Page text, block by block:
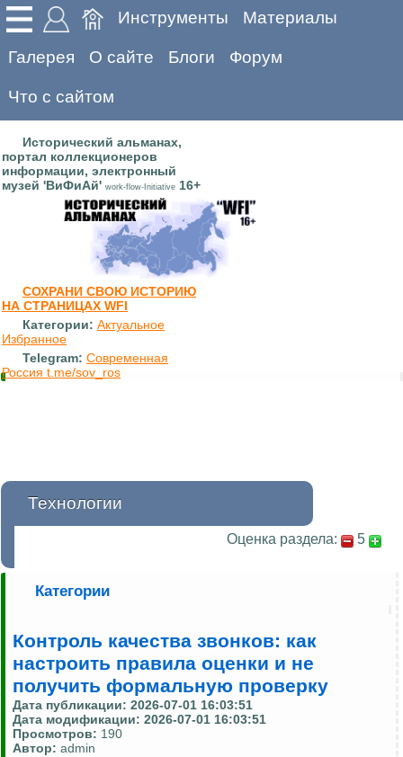
Инструменты Материалы
Галерея О сайте Блоги Форум
Что с сайтом
Исторический альманах,
портал коллекционеров
информации, электронный
музей 'ВиФиАй' work-flow-Initiative 16+
СОХРАНИ СВОЮ ИСТОРИЮ
НА СТРАНИЦАХ WFI
Категории: Актуальное
Избранное
Telegram: Современная
Россия t.me/sov_ros
Технологии
Оценка раздела: 5
Категории
Контроль качества звонков: как
настроить правила оценки и не
получить формальную проверку
Дата публикации: 2026-07-01 16:03:51
Дата модификации: 2026-07-01 16:03:51
Просмотров: 190
Автор: admin